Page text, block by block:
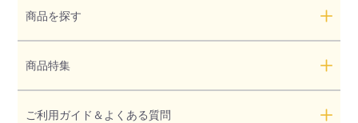
商品を探す
商品特集
ご利用ガイド＆よくある質問